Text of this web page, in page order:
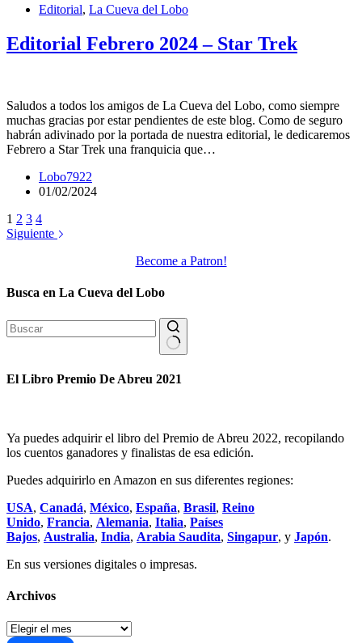
Editorial, La Cueva del Lobo
Editorial Febrero 2024 – Star Trek
Saludos a todos los amigos de La Cueva del Lobo, como siempre
muchas gracias por estar pendientes de este blog. Como de seguro
habrán adivinado por la portada de nuestra editorial, le dedicaremos
Febrero a Star Trek una franquicia que…
Lobo7922
01/02/2024
1 2 3 4
Siguiente
Become a Patron!
Busca en La Cueva del Lobo
resultados
El Libro Premio De Abreu 2021
Ya puedes adquirir el libro del Premio de Abreu 2022, recopilando
los cuentos ganadores y finalistas de esa edición.
Puedes adquirirlo en Amazon en sus diferentes regiones:
USA, Canadá, México, España, Brasil, Reino
Unido, Francia, Alemania, Italia, Países
Bajos, Australia, India, Arabia Saudita, Singapur, y Japón.
En sus versiones digitales o impresas.
Archivos
Archivos